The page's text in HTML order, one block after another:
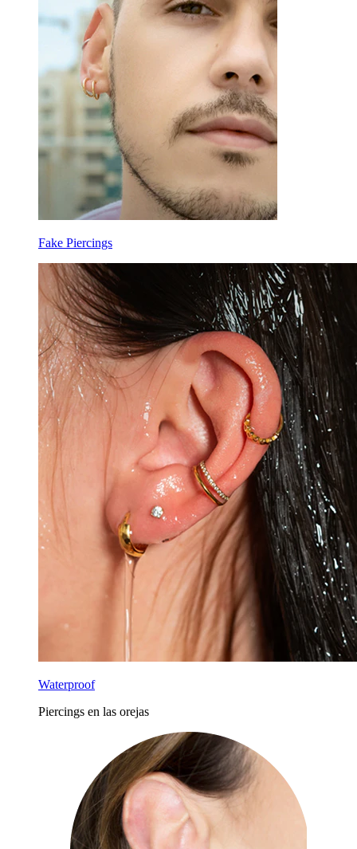
Fake Piercings
Waterproof
Piercings en las orejas